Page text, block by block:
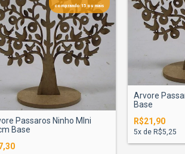
comprando 15 ou mais
Passaros Ninho MIni
Base
Arvore
Base
R$21,90
5x de R$5,25